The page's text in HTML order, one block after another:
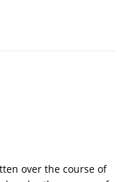
over the course of